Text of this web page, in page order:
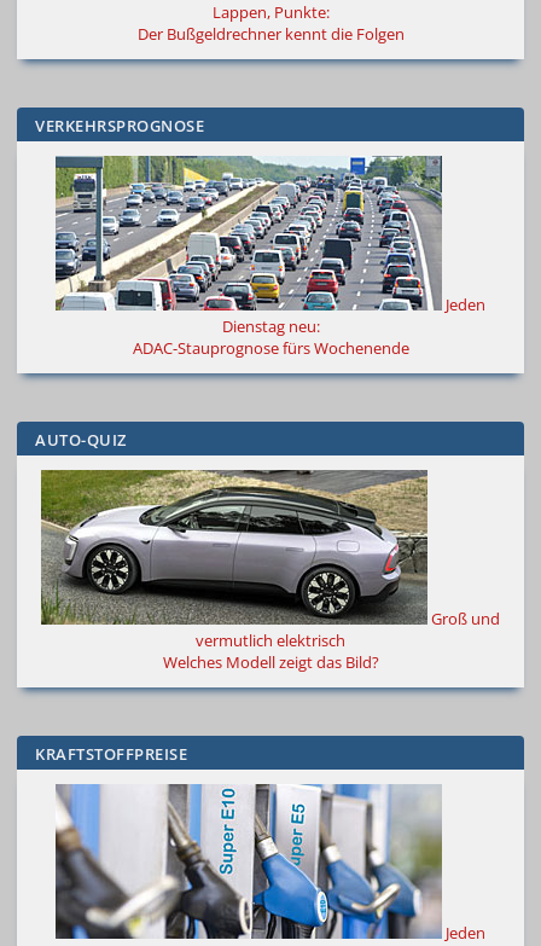
Lappen, Punkte:
Der Bußgeldrechner kennt die Folgen
VERKEHRSPROGNOSE
Jeden
Dienstag neu:
ADAC-Stauprognose fürs Wochenende
AUTO-QUIZ
Groß und
vermutlich elektrisch
Welches Modell zeigt das Bild?
KRAFTSTOFFPREISE
Jeden